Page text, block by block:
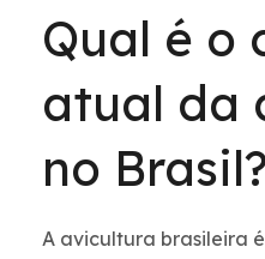
Qual é o
atual da
no
A avicultura brasileira